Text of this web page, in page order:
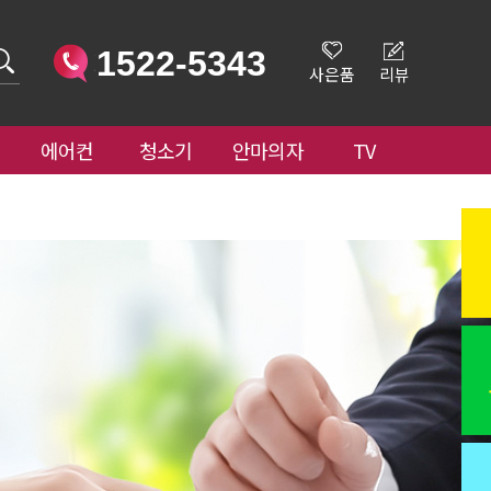
사은품 리뷰
1522-5343
에어컨 청소기 안마의자 TV